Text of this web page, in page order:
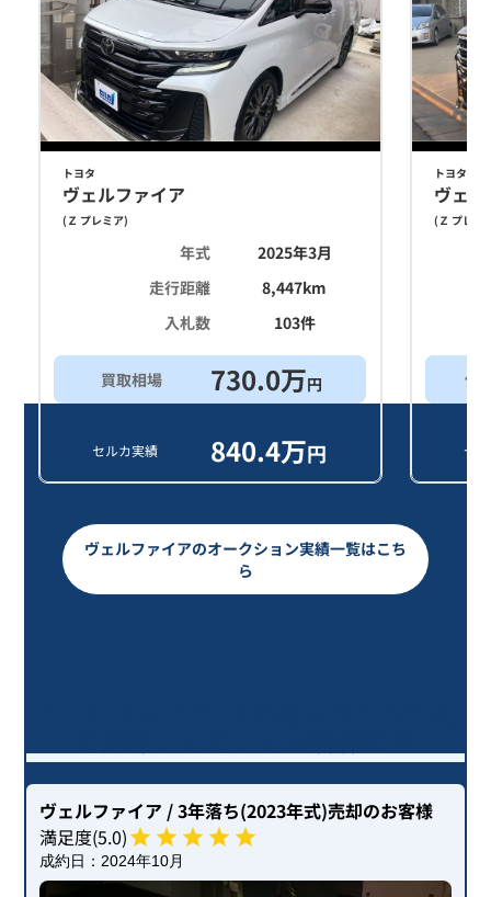
トヨタ
ヴェルファイア
( Ｚ プレミア)
年式
2025年3月
走行距離
8,447km
入札数
103件
買取相場 730.0万円
セルカ実績 840.4万円
トヨタ
ヴェ
( Ｚ プレミ
他
セ
ヴェルファイアのオークション実績一覧はこち
ら
ヴェルファイア / 3年落ち(2023年式)売却のお客様
満足度(5.0)
成約日： 2024年10月